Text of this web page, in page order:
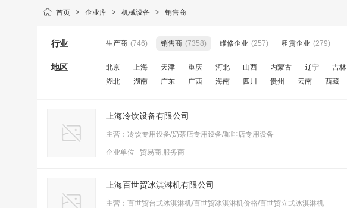
首页 > 企业库 > 机械设备 > 销售商
行业 生产商 (746) 销售商 (7358) 维修企业 (257) 租赁企业 (279)
地区 北京 上海 天津 重庆 河北 山西 内蒙古 辽宁 吉林
湖北
湖南 广东 广西 海南 四川 贵州 云南 西藏
上海冷饮设备有限公司
主营：冷饮专用设备/奶茶店专用设备/咖啡店专用设备
企业单位 贸易商,服务商
上海百世贸冰淇淋机有限公司
主营：百世贸台式冰淇淋机/百世贸冰淇淋机价格/百世贸立式冰淇淋机